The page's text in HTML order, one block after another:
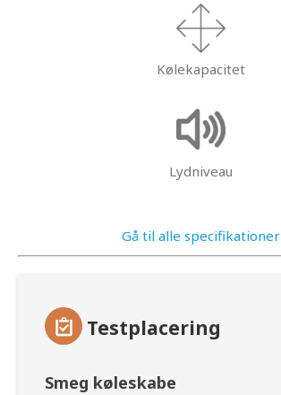
Kølekapacitet
Lydniveau
Gå til alle specifikationer
Testplacering
Smeg køleskabe